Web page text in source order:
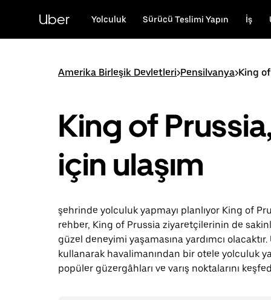
Uber Yolculuk Sürücü Teslimi Yapın İş
Amerika Birleşik Devletleri>Pensilvanya>King
King of
için ulaşım
şehrinde yolculuk yapmayı planlıyor King of
rehber, King of Prussia ziyaretçilerinin de
güzel deneyimi yaşamasına yardımcı olacaktır.
kullanarak havalimanından bir otele yolculuk
popüler güzergâhları ve varış noktalarını